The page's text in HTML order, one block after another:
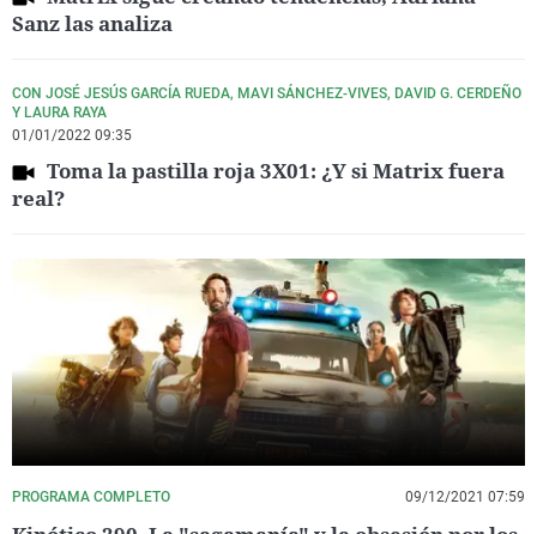
Sanz las analiza
CON JOSÉ JESÚS GARCÍA RUEDA, MAVI SÁNCHEZ-VIVES, DAVID G. CERDEÑO
Y LAURA RAYA
01/01/2022 09:35
Toma la pastilla roja 3X01: ¿Y si Matrix fuera
real?
PROGRAMA COMPLETO 09/12/2021 07:59